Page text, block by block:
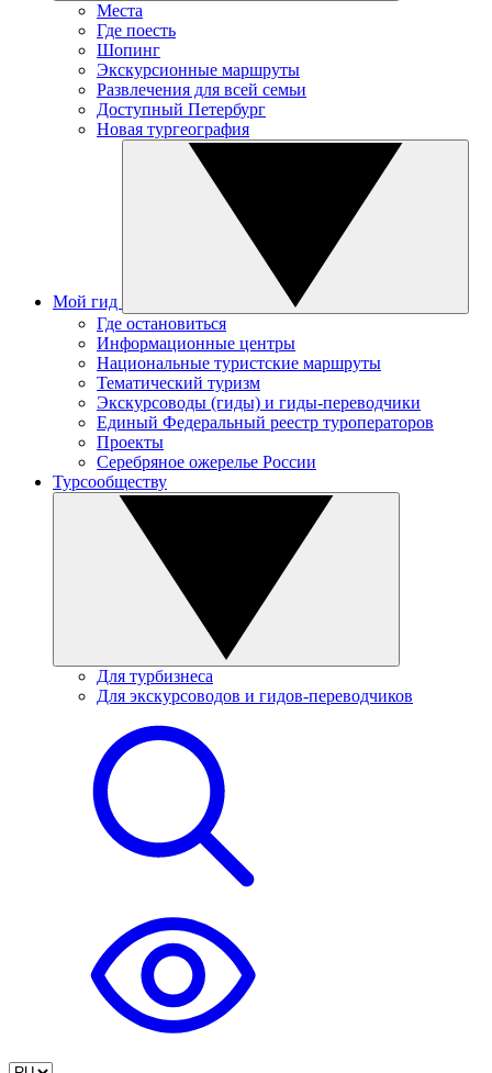
Места
Где поесть
Шопинг
Экскурсионные маршруты
Развлечения для всей семьи
Доступный Петербург
Новая тургеография
Мой гид
Где остановиться
Информационные центры
Национальные туристские маршруты
Тематический туризм
Экскурсоводы (гиды) и гиды-переводчики
Единый Федеральный реестр туроператоров
Проекты
Серебряное ожерелье России
Турсообществу
Для турбизнеса
Для экскурсоводов и гидов-переводчиков